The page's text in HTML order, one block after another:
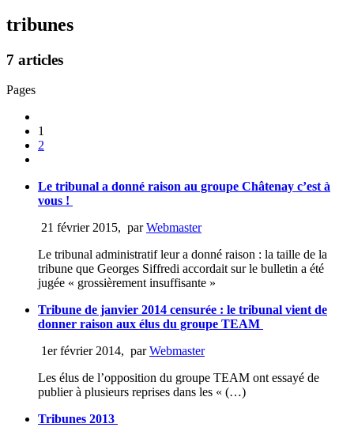
tribunes
7 articles
Pages
1
2
Le tribunal a donné raison au groupe Châtenay c’est à
vous !
21 février 2015, parWebmaster
Le tribunal administratif leur a donné raison : la taille de la
tribune que Georges Siffredi accordait sur le bulletin a été
jugée « grossièrement insuffisante »
Tribune de janvier 2014 censurée : le tribunal vient de
donner raison aux élus du groupe TEAM
1er février 2014, parWebmaster
Les élus de l’opposition du groupe TEAM ont essayé de
publier à plusieurs reprises dans les « (…)
Tribunes 2013